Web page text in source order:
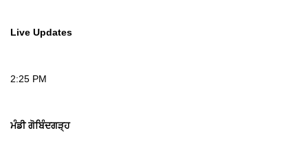
Live Updates
2:25 PM
ਮੰਡੀ ਗੋਬਿੰਦਗੜ੍ਹ